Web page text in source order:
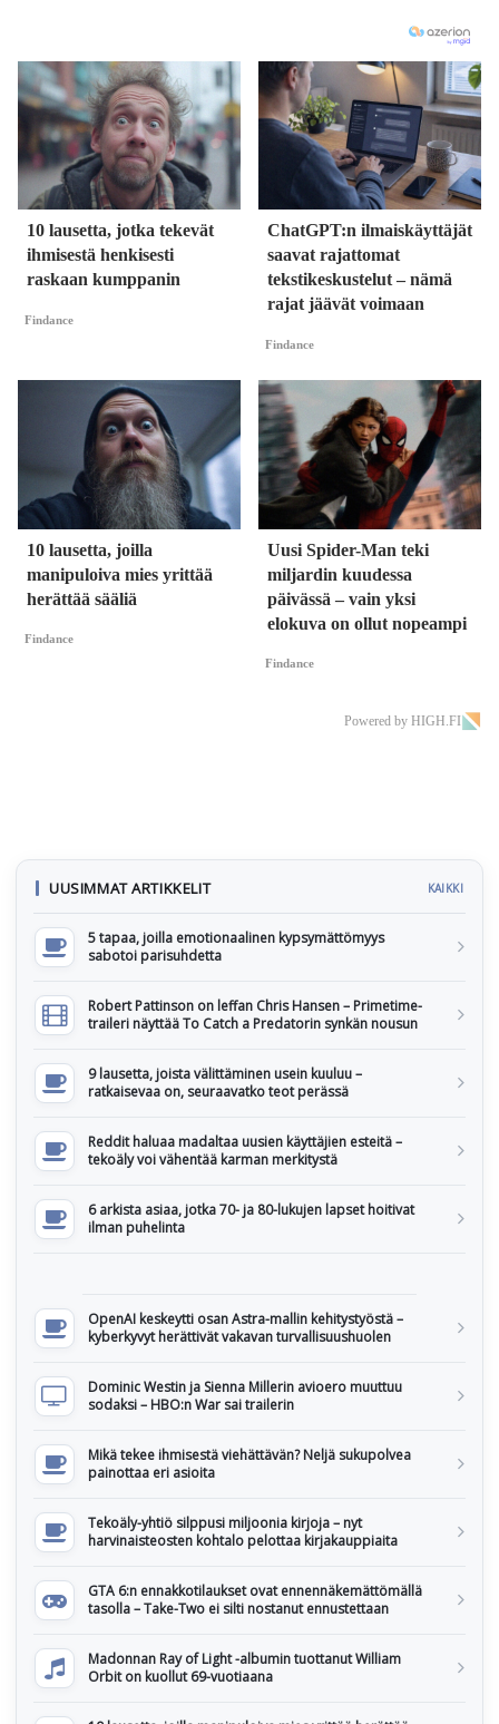
10 lausetta, jotka tekevät
ihmisestä henkisesti
raskaan kumppanin
Findance
ChatGPT:n ilmaiskäyttäjät
saavat rajattomat
tekstikeskustelut – nämä
rajat jäävät voimaan
Findance
10 lausetta, joilla
manipuloiva mies yrittää
herättää sääliä
Findance
Uusi Spider-Man teki
miljardin kuudessa
päivässä – vain yksi
elokuva on ollut nopeampi
Findance
Powered by HIGH.FI
UUSIMMAT ARTIKKELIT KAIKKI
5 tapaa, joilla emotionaalinen kypsymättömyys
sabotoi parisuhdetta
Robert Pattinson on leffan Chris Hansen – Primetime-
traileri näyttää To Catch a Predatorin synkän nousun
9 lausetta, joista välittäminen usein kuuluu –
ratkaisevaa on, seuraavatko teot perässä
Reddit haluaa madaltaa uusien käyttäjien esteitä –
tekoäly voi vähentää karman merkitystä
6 arkista asiaa, jotka 70- ja 80-lukujen lapset hoitivat
ilman puhelinta
OpenAI keskeytti osan Astra-mallin kehitystyöstä –
kyberkyvyt herättivät vakavan turvallisuushuolen
Dominic Westin ja Sienna Millerin avioero muuttuu
sodaksi – HBO:n War sai trailerin
Mikä tekee ihmisestä viehättävän? Neljä sukupolvea
painottaa eri asioita
Tekoäly-yhtiö silppusi miljoonia kirjoja – nyt
harvinaisteosten kohtalo pelottaa kirjakauppiaita
GTA 6:n ennakkotilaukset ovat ennennäkemättömällä
tasolla – Take-Two ei silti nostanut ennustettaan
Madonnan Ray of Light -albumin tuottanut William
Orbit on kuollut 69-vuotiaana